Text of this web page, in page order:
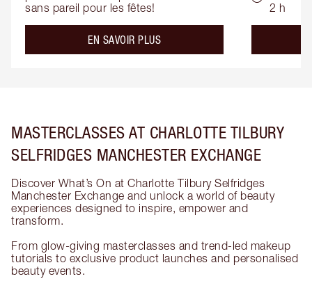
sans pareil pour les fêtes!
EN SAVOIR PLUSabout the
2 h
MASTERCLASSES AT CHARLOTTE TILBURY
SELFRIDGES MANCHESTER EXCHANGE
Discover What’s On at Charlotte Tilbury Selfridges
Manchester Exchange and unlock a world of beauty
experiences designed to inspire, empower and
transform.
From glow-giving masterclasses and trend-led makeup
tutorials to exclusive product launches and personalised
beauty events.